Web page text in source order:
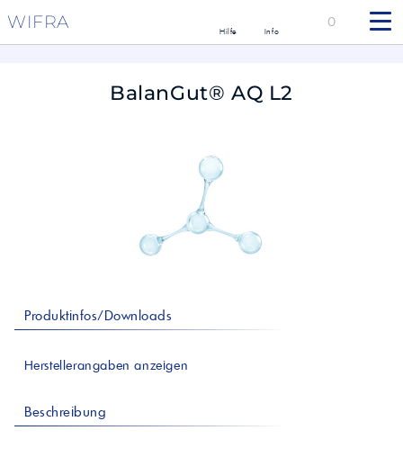
WIFRA Hilfe Info
0
BalanGut® AQ L2
Produktinfos/Downloads
Herstellerangaben anzeigen
Beschreibung